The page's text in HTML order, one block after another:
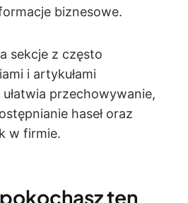
biznesowe.
sekcje z często
i artykułami
przechowywanie,
haseł oraz
w firmie.
ten